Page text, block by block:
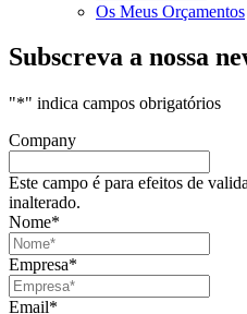
Os Meus Orçamentos
Subscreva a nossa
"*" indica campos obrigatórios
Company
Este campo é para efeitos de
inalterado.
Nome*
Empresa*
Email*